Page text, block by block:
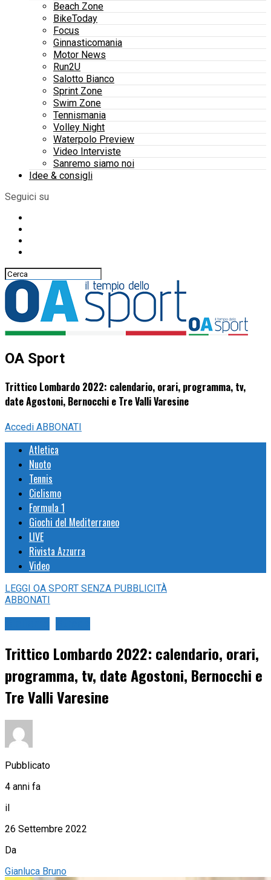
Beach Zone
BikeToday
Focus
Ginnasticomania
Motor News
Run2U
Salotto Bianco
Sprint Zone
Swim Zone
Tennismania
Volley Night
Waterpolo Preview
Video Interviste
Sanremo siamo noi
Idee & consigli
Seguici su
OA Sport
Trittico Lombardo 2022: calendario, orari, programma, tv,
date Agostoni, Bernocchi e Tre Valli Varesine
Accedi ABBONATI
Atletica
Nuoto
Tennis
Ciclismo
Formula 1
Giochi del Mediterraneo
LIVE
Rivista Azzurra
Video
LEGGI OA SPORT SENZA PUBBLICITÀ
ABBONATI
Trittico Lombardo 2022: calendario, orari,
programma, tv, date Agostoni, Bernocchi e
Tre Valli Varesine
Pubblicato
4 anni fa
il
26 Settembre 2022
Da
Gianluca Bruno